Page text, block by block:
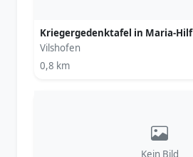
Kriegergedenktafel in Maria-Hilf
Vilshofen
0,8 km
Kein Bild